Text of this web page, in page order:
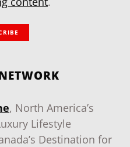
, North America’s
Lifestyle
Destination for